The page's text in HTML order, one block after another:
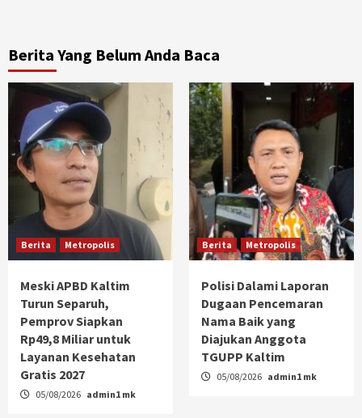
Berita Yang Belum Anda Baca
Berita Metropolis
Meski APBD Kaltim
Turun Separuh,
Pemprov Siapkan
Rp49,8 Miliar untuk
Layanan Kesehatan
Gratis 2027
05/08/2026 admin1 mk
Berita Metropolis
Polisi Dalami Laporan
Dugaan Pencemaran
Nama Baik yang
Diajukan Anggota
TGUPP Kaltim
05/08/2026 admin1 mk